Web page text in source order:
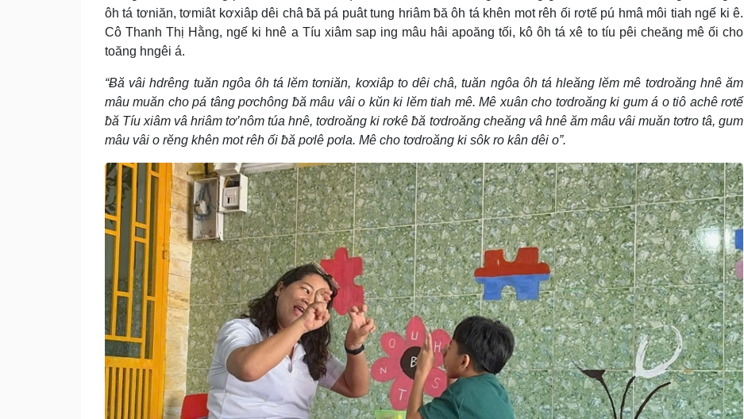
ôh tá tơniăn, tơmiât kơxiâp dêi châ ƀă pá puât tung hriâm ƀă ôh tá khên mot rêh ối rơtế pú hmâ môi tiah ngế ki ê.
Cô Thanh Thị Hằng, ngế ki hnê a Tíu xiâm sap ing mâu hâi apoăng tối, kô ôh tá xê to tíu pêi cheăng mê ối cho
toăng hngêi á.
“Ƀă vâi hdrêng tuăn ngôa ôh tá lĕm tơniăn, kơxiâp to dêi châ, tuăn ngôa ôh tá hleăng lĕm mê tơdroăng hnê ăm
mâu muăn cho pá tâng pơchông ƀă mâu vâi o kŭn ki lĕm tiah mê. Mê xuân cho tơdroăng ki gum á o tiô achê rơtế
ƀă Tíu xiâm vâ hriâm tơ’nôm túa hnê, tơdroăng ki rơkê ƀă tơdroăng cheăng vâ hnê ăm mâu vâi muăn tơtro tâ, gum
mâu vâi o rĕng khên mot rêh ối ƀă pơlê pơla. Mê cho tơdroăng ki sôk ro kân dêi o”.